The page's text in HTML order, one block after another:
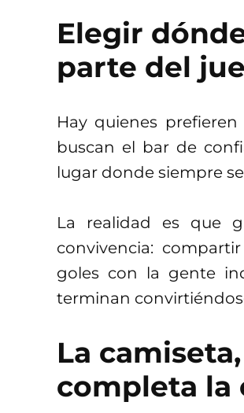
Elegir
parte del
Hay quienes
buscan el bar de
lugar donde siempre
La realidad es que
convivencia:
goles con la gente
terminan
La
completa la